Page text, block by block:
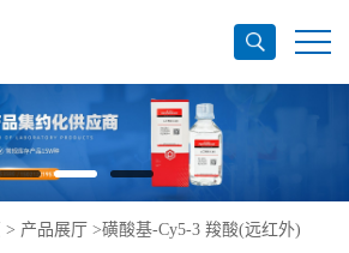
> 产品展厅 >磺酸基-Cy5-3 羧酸(远红外)